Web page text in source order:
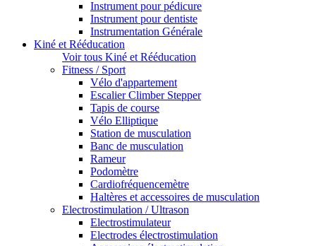
Instrument pour pédicure
Instrument pour dentiste
Instrumentation Générale
Kiné et Rééducation
Voir tous Kiné et Rééducation
Fitness / Sport
Vélo d'appartement
Escalier Climber Stepper
Tapis de course
Vélo Elliptique
Station de musculation
Banc de musculation
Rameur
Podomètre
Cardiofréquencemètre
Haltères et accessoires de musculation
Electrostimulation / Ultrason
Electrostimulateur
Electrodes électrostimulation